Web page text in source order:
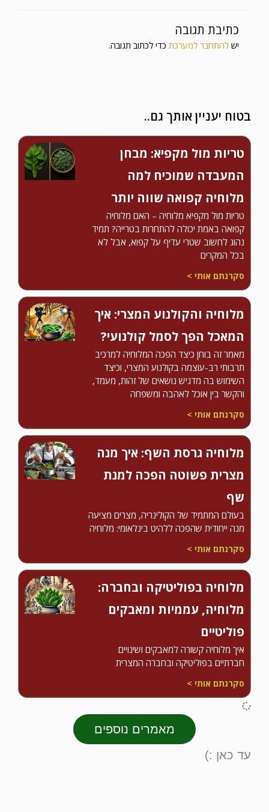
כתיבת תגובה
יש להתחבר למערכת כדי לכתוב תגובה.
בטוח יעניין אותך גם..
טריות מול מקפיא: מבחן
המעבדה שמוכיח למה
מלוחיה קפואה שווה יותר
טריות מול מקפיא מלוחיה – האם מלוחיה
קפואה באמת יכולה להתחרות בטרייה? תמיד
נהוג לחשוב שטרי עדיף על קפוא, אבל לא
בכל המקרים
סקרנתם אותי >
מלוחיה והקולנוע המצרי: איך
המאכל הפך לסמל קולנועי?
מאמר זה בוחן כיצד הפכה המלוחיה למרכיב
תרבותי רב-עוצמה בקולנוע המצרי, וכיצד
השימוש בה מדגיש נושאים של זהות, מעמד,
והקשר בין אוכל לאהבה ומשפחה
סקרנתם אותי >
מלוחיה גרסת השף: איך מנה
מצרית פשוטה הפכה למנת
שף
בעולם המתמיד של הקולינריה, מצרים מציעה
מנה ייחודית שהפכה ללהיט בינלאומי: מלוחיה
סקרנתם אותי >
מלוחיה בפוליטיקה ובחברה:
מלוחיה, עממיות ומאבקים
פוליטיים
איך מלוחיה קשורה למאבקים ושינויים
חברתיים בפוליטיקה ובחברה המצרית
סקרנתם אותי >
מאמרים נוספים
עד כאן :)